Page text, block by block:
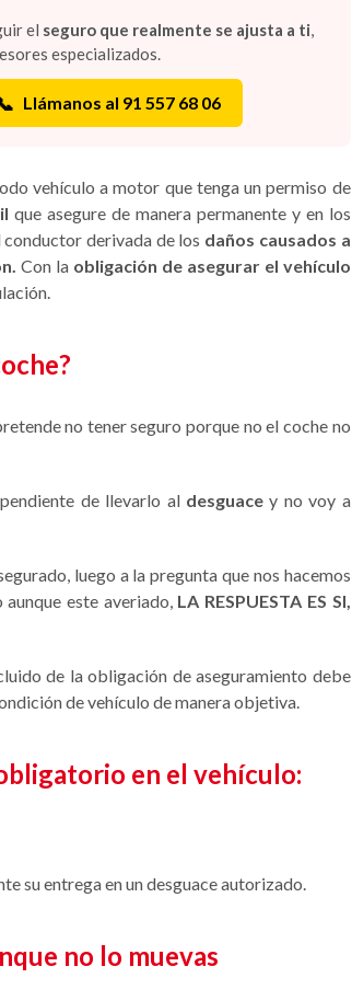
el seguro que realmente se ajusta a ti,
especializados.
Llámanos al 91 557 68 06
vehículo a motor que tenga un permiso de
que asegure de manera permanente y en los
derivada de los daños causados a
. Con laobligación de asegurar el vehículo
no tener seguro porque no el coche no
de llevarlo al desguacey no voy a
luego a la pregunta que nos hacemos
aunque este averiado, LA RESPUESTA ES SI,
de la obligación de aseguramiento debe
de vehículo de manera objetiva.
en el vehículo:
su entrega en un desguace autorizado.
no lo muevas